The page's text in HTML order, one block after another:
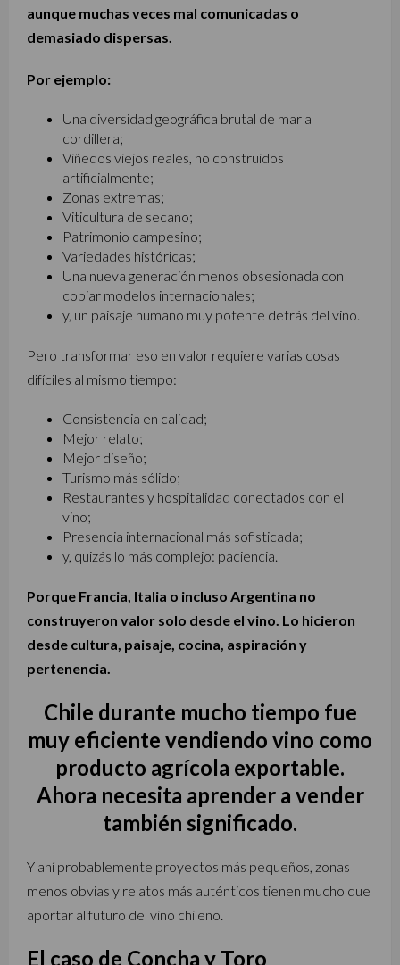
aunque muchas veces mal comunicadas o
demasiado dispersas.
Por ejemplo:
Una diversidad geográfica brutal de mar a
cordillera;
Viñedos viejos reales, no construidos
artificialmente;
Zonas extremas;
Viticultura de secano;
Patrimonio campesino;
Variedades históricas;
Una nueva generación menos obsesionada con
copiar modelos internacionales;
y, un paisaje humano muy potente detrás del vino.
Pero transformar eso en valor requiere varias cosas
difíciles al mismo tiempo:
Consistencia en calidad;
Mejor relato;
Mejor diseño;
Turismo más sólido;
Restaurantes y hospitalidad conectados con el
vino;
Presencia internacional más sofisticada;
y, quizás lo más complejo: paciencia.
Porque Francia, Italia o incluso Argentina no
construyeron valor solo desde el vino. Lo hicieron
desde cultura, paisaje, cocina, aspiración y
pertenencia.
Chile durante mucho tiempo fue
muy eficiente vendiendo vino como
producto agrícola exportable.
Ahora necesita aprender a vender
también significado.
Y ahí probablemente proyectos más pequeños, zonas
menos obvias y relatos más auténticos tienen mucho que
aportar al futuro del vino chileno.
El caso de Concha y Toro